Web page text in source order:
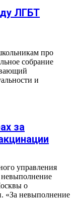
ЛГБТ
про
собрание
и
за
управления
невыполнение
о
«За невыполнение